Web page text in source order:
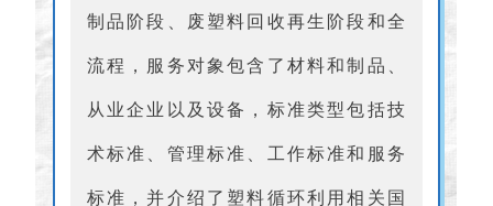
制品阶段、废塑料回收再生阶段和全
流程，服务对象包含了材料和制品、
从业企业以及设备，标准类型包括技
术标准、管理标准、工作标准和服务
标准，并介绍了塑料循环利用相关国